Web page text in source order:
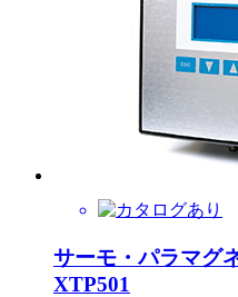
サーモ・パラマグ
XTP501